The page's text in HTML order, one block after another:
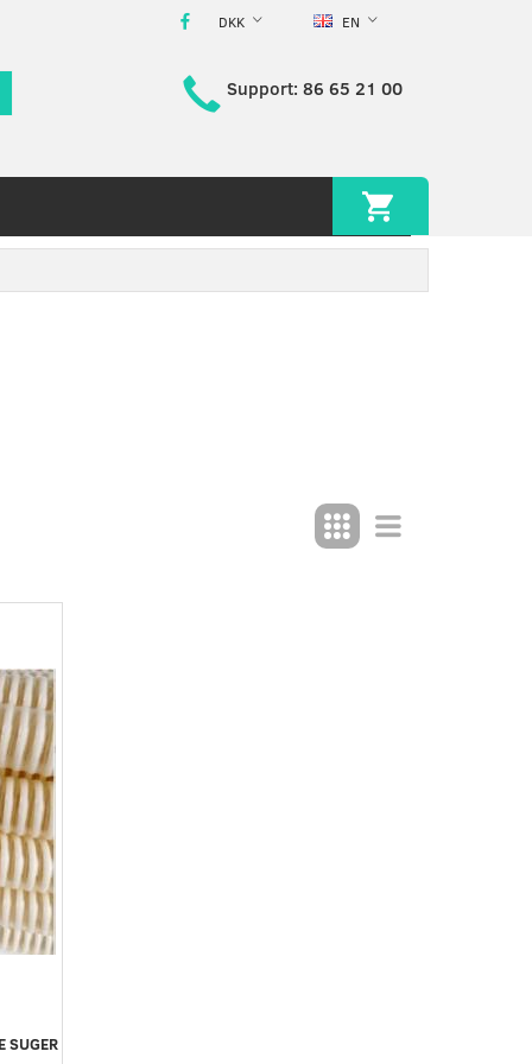
EN
DKK
Support: 86 65 21 00
SUGER